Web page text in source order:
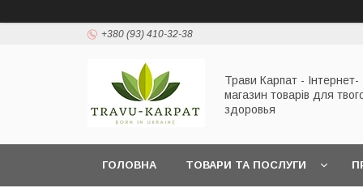
+380 (93) 410-32-38
Трави Карпат - Інтернет-
магазин товарів для
здоровья
ГОЛОВНА ТОВАРИ ТА ПОСЛУГИ